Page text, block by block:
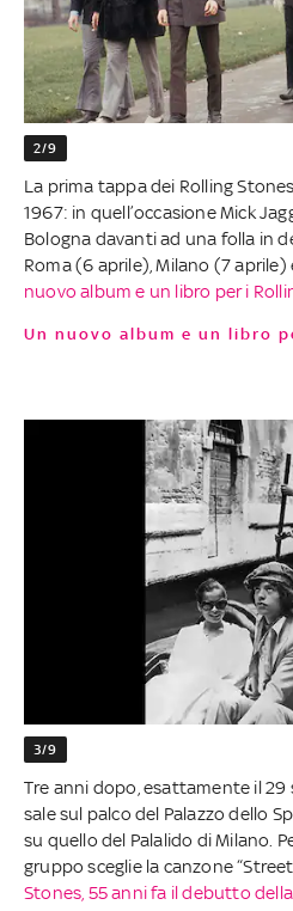
2/9
La prima tappa dei Rolling
1967: in quell’occasione Mick
Bologna davanti ad una folla in
Roma (6 aprile), Milano (7 aprile)
nuovo album e un libro per i
Un nuovo album e un libro
3/9
Tre anni dopo, esattamente il 29
sale sul palco del Palazzo dello
su quello del Palalido di Milano.
gruppo sceglie la canzone
Stones, 55 anni fa il debutto